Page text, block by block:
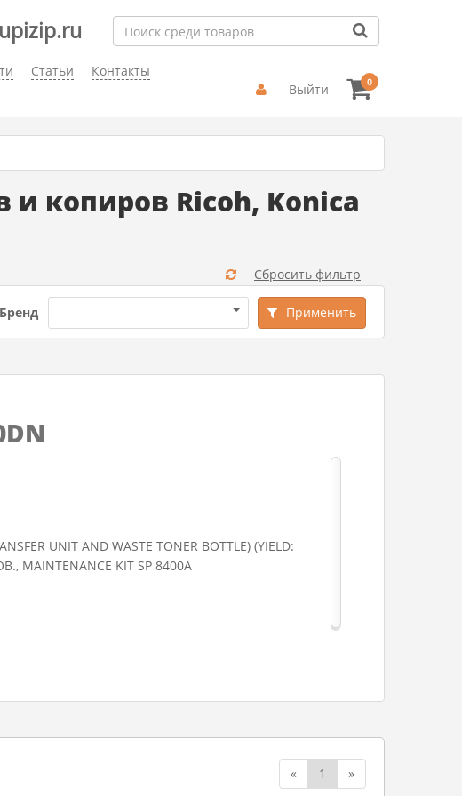
Статьи Контакты
Выйти 0
копиров Ricoh, Konica
Бренд Применить
Сбросить фильтр
UNIT AND WASTE TONER BOTTLE) (YIELD:
MAINTENANCE KIT SP 8400A
« 1 »